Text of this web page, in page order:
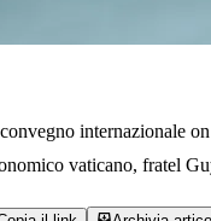
internazionale
vaticano, fratel